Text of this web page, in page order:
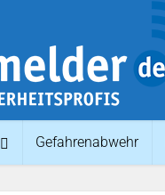
Gefahrenabwehr